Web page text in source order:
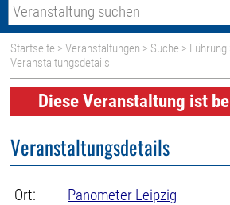
Startseite >Veranstaltungen > Suche > Führung
Veranstaltungsdetails
Diese Veranstaltung ist
Veranstaltungsdetails
Ort:
Panometer Leipzig